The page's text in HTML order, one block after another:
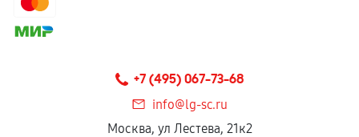
+7 (495) 067-73-68
info@lg-sc.ru
Москва, ул Лестева, 21к2